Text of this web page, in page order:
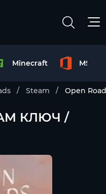
Minecraft MS
Steam Open
КЛЮЧ /